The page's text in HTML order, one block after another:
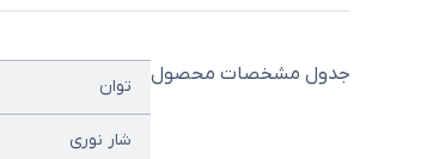
جدول مشخصات محصول
توان
شار نوری